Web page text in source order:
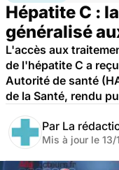
Hépatite C :
généralisé
L'accès aux
de l'hépatite C a
Autorité de santé
de la Santé, rendu
Par La
Mis à jour le 13/